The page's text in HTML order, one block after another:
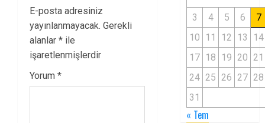
E-posta adresiniz
yayınlanmayacak. Gerekli
alanlar * ile
işaretlenmişlerdir
Yorum *
3 4 5 6
7
10 11 12 13
14
17 18 19 20 21
24 25 26 27 28
31
« Tem